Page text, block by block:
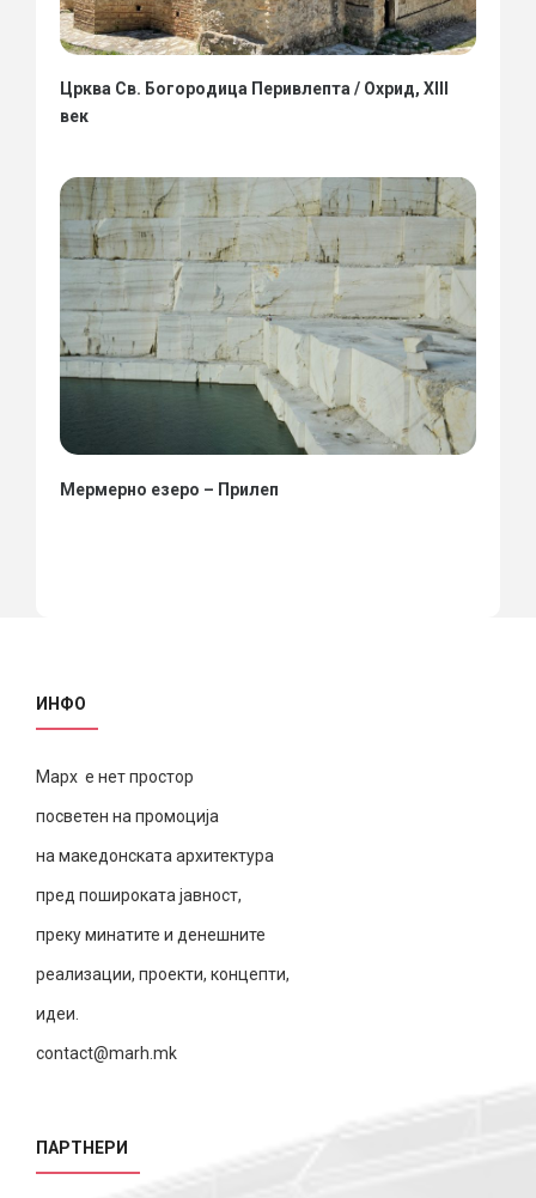
Црква Св. Богородица Перивлепта / Охрид, XIII
век
Мермерно езеро – Прилеп
ИНФО
Марх е нет простор
посветен на промоција
на македонската архитектура
пред пошироката јавност,
преку минатите и денешните
реализации, проекти, концепти,
идеи.
contact@marh.mk
ПАРТНЕРИ